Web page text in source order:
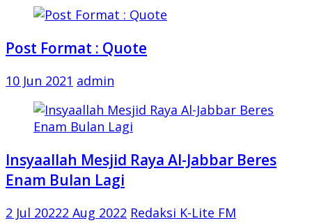
Post Format : Quote
10 Jun 2021 admin
Insyaallah Mesjid Raya Al-Jabbar Beres
Enam Bulan Lagi
2 Jul 20222 Aug 2022 Redaksi K-Lite FM